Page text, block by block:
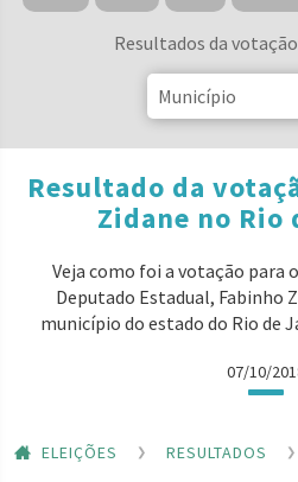
Resultados da
Resultado da
Zidane no Rio
Veja como foi a votação para
Deputado Estadual, Fabinho
município do estado do Rio de
07/10/
ELEIÇÕES RESULTADOS